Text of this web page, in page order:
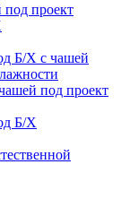
проект
Б/Х с чашей
под проект
Б/Х